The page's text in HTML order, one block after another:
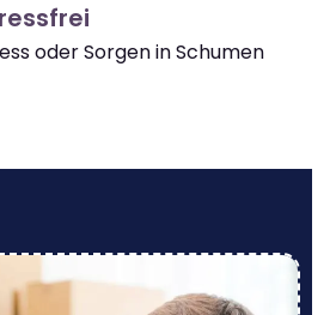
oder Sorgen in Schumen